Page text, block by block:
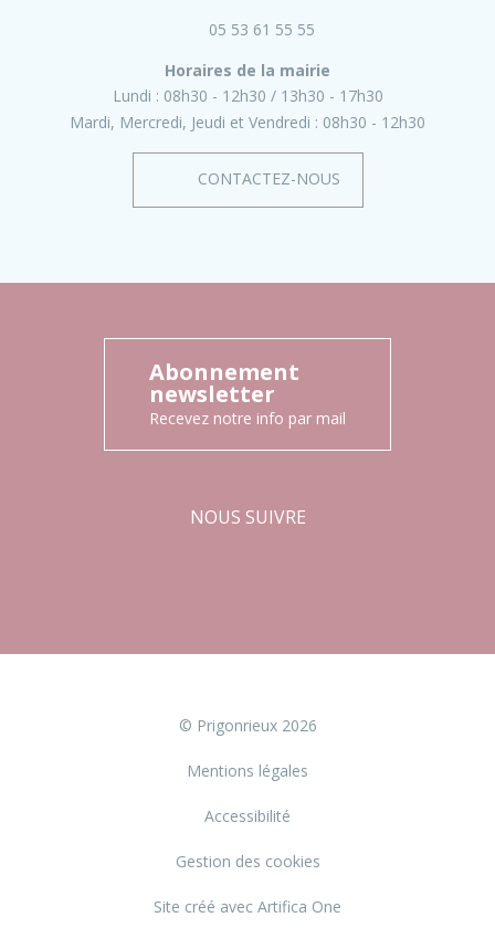
05 53 61 55 55
Horaires de la mairie
Lundi : 08h30 - 12h30
13h30 - 17h30
Mardi, Mercredi, Jeudi et Vendredi : 08h30 - 12h30
CONTACTEZ-NOUS
Abonnement
newsletter
Recevez notre info par mail
NOUS SUIVRE
© Prigonrieux 2026
Mentions légales
Accessibilité
Gestion des cookies
Site créé avec Artifica One